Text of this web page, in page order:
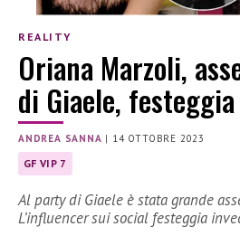
REALITY
Oriana Marzoli,
di Giaele, festeggia
ANDREA SANNA | 14 OTTOBRE 2023
GF VIP 7
Al party di Giaele è stata grande
L’influencer sui social festeggia